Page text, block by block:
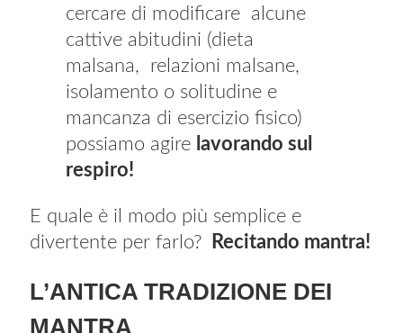
cercare di modificare alcune
cattive abitudini (dieta
malsana, relazioni malsane,
isolamento o solitudine e
mancanza di esercizio fisico)
possiamo agire lavorando sul
respiro!
E quale è il modo più semplice e
divertente per farlo? Recitando mantra!
L’ANTICA TRADIZIONE DEI
MANTRA